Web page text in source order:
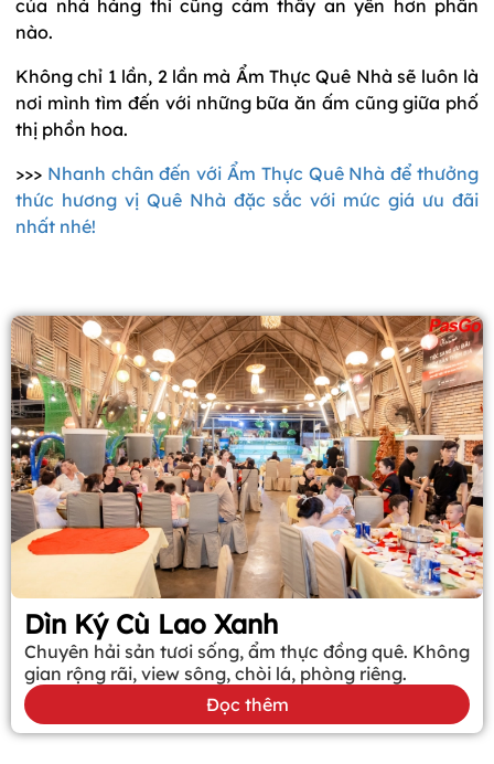
của nhà hàng thì cũng cảm thấy an yên hơn phần
nào.
Không chỉ 1 lần, 2 lần mà Ẩm Thực Quê Nhà sẽ luôn là
nơi mình tìm đến với những bữa ăn ấm cũng giữa phố
thị phồn hoa.
>>> Nhanh chân đến với Ẩm Thực Quê Nhà để thưởng
thức hương vị Quê Nhà đặc sắc với mức giá ưu đãi
nhất nhé!
Dìn Ký Cù Lao Xanh
Chuyên hải sản tươi sống, ẩm thực đồng quê. Không
gian rộng rãi, view sông, chòi lá, phòng riêng.
Đọc thêm